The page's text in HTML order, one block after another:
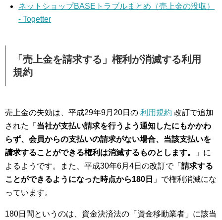
ネットショップBASEトラブルまとめ（売上金の没収）
- Togetter
「売上金を請求する」権利が消滅する利用
規約
売上金の失効は、平成29年9月20日の 利用規約 改訂で追加
された「 当社が支払い請求を行うよう通知したにもかかわ
らず、会員からの支払いの請求がない場合、当該支払いを
請求することができる権利は消滅するものとします。
」に
よるようです。また、平成30年6月4日の改訂で「 請求する
ことができるようになった時点から180日 」で権利消滅にな
っています。
180日間というのは、資金決済法の「資金移動業者」に該当